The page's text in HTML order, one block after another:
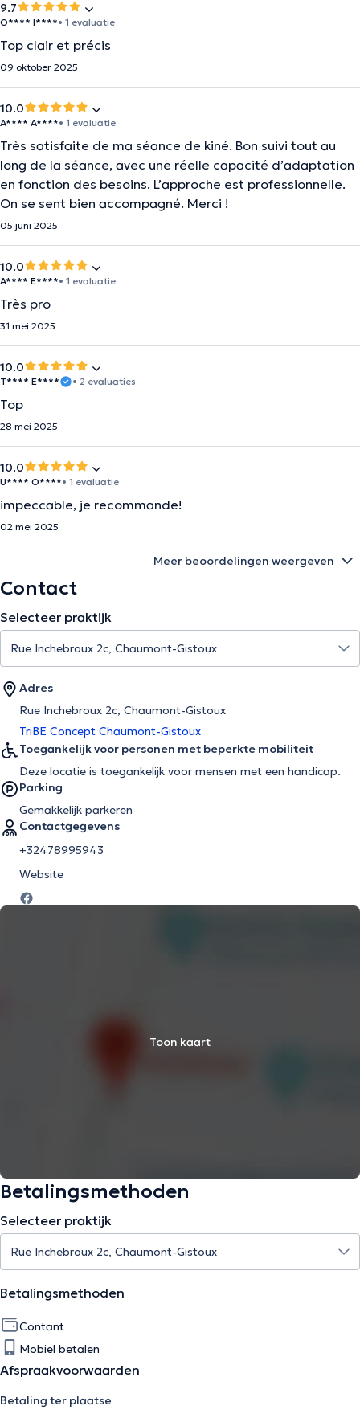
9.7
O**** I****• 1 evaluatie
Top clair et précis
09 oktober 2025
10.0
A**** A****• 1 evaluatie
Très satisfaite de ma séance de kiné. Bon suivi tout au
long de la séance, avec une réelle capacité d’adaptation
en fonction des besoins. L’approche est professionnelle.
On se sent bien accompagné. Merci !
05 juni 2025
10.0
A**** E****• 1 evaluatie
Très pro
31 mei 2025
10.0
T**** E**** • 2 evaluaties
Top
28 mei 2025
10.0
U**** O****• 1 evaluatie
impeccable, je recommande!
02 mei 2025
Meer beoordelingen weergeven
Contact
Selecteer praktijk
Adres
Rue Inchebroux 2c, Chaumont-Gistoux
TriBE Concept Chaumont-Gistoux
Toegankelijk voor personen met beperkte mobiliteit
Deze locatie is toegankelijk voor mensen met een handicap.
Parking
Gemakkelijk parkeren
Contactgegevens
+32478995943
Website
Toon kaart
Betalingsmethoden
Selecteer praktijk
Betalingsmethoden
Contant
Mobiel betalen
Afspraakvoorwaarden
Betaling ter plaatse